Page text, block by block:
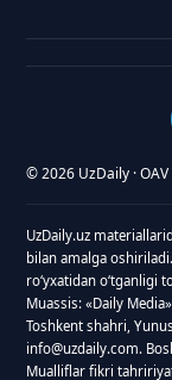
© 2026 UzDaily ·
UzDaily.uz
bilan amalga
roʻyxatidan oʻtganligi
Muassis: «Daily
Toshkent shahri,
info@uzdaily.com.
Mualliflar fikri